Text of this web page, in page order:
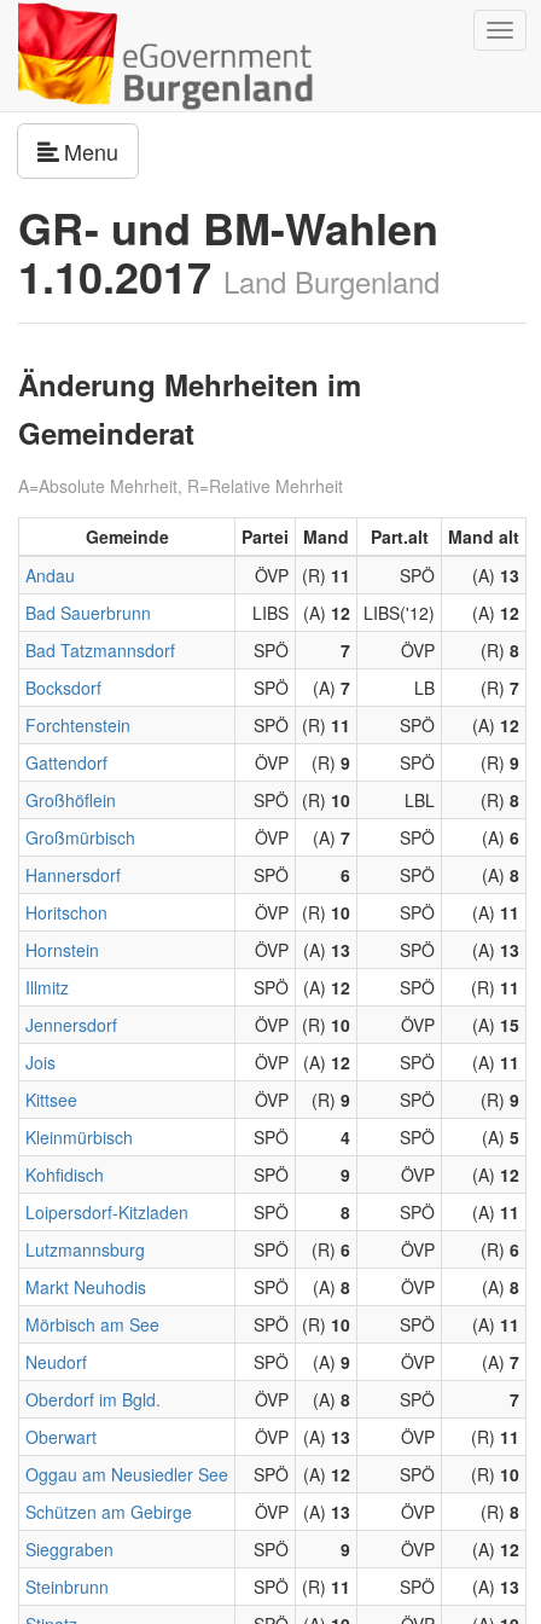
Menu
GR- und BM-Wahlen
1.10.2017 Land Burgenland
Änderung Mehrheiten im
Gemeinderat
A=Absolute Mehrheit, R=Relative Mehrheit
Gemeinde Partei Mand Part.alt
Mand alt
Andau
ÖVP (R) 11 SPÖ (A) 13
Bad Sauerbrunn
LIBS (A) 12 LIBS('12) (A) 12
Bad Tatzmannsdorf
SPÖ 7 ÖVP (R) 8
Bocksdorf
SPÖ (A) 7 LB (R) 7
Forchtenstein
SPÖ (R) 11 SPÖ (A) 12
Gattendorf
ÖVP (R) 9 SPÖ (R) 9
Großhöflein
SPÖ (R) 10 LBL (R) 8
Großmürbisch
ÖVP (A) 7 SPÖ (A) 6
Hannersdorf
SPÖ 6 SPÖ (A) 8
Horitschon
ÖVP (R) 10 SPÖ (A) 11
Hornstein
ÖVP (A) 13 SPÖ (A) 13
Illmitz
SPÖ (A) 12 SPÖ (R) 11
Jennersdorf
ÖVP (R) 10 ÖVP (A) 15
Jois
ÖVP (A) 12 SPÖ (A) 11
Kittsee
ÖVP (R) 9 SPÖ (R) 9
Kleinmürbisch
SPÖ 4 SPÖ (A) 5
Kohfidisch
SPÖ 9 ÖVP (A) 12
Loipersdorf-Kitzladen
SPÖ 8 SPÖ (A) 11
Lutzmannsburg
SPÖ (R) 6 ÖVP (R) 6
Markt Neuhodis
SPÖ (A) 8 ÖVP (A) 8
Mörbisch am See
SPÖ (R) 10 SPÖ (A) 11
Neudorf
SPÖ (A) 9 ÖVP (A) 7
Oberdorf im Bgld.
ÖVP (A) 8 SPÖ
7
Oberwart
ÖVP (A) 13 ÖVP (R) 11
Oggau am Neusiedler See
SPÖ (A) 12 SPÖ (R) 10
Schützen am Gebirge
ÖVP (A) 13 ÖVP (R) 8
Sieggraben
SPÖ 9 ÖVP (A) 12
Steinbrunn
SPÖ (R) 11 SPÖ (A) 13